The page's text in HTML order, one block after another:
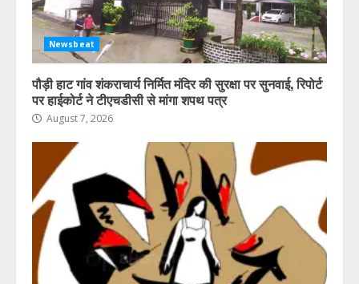
Newsbeat
पौड़ी हाट गांव शंकराचार्य निर्मित मंदिर की सुरक्षा पर सुनवाई, रिपोर्ट
पर हाईकोर्ट ने टीएचडीसी से मांगा शपथ पत्र
August 7, 2026